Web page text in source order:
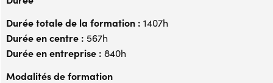
Durée totale de la formation : 1407h
Durée en centre : 567h
Durée en entreprise : 840h
Modalités de formation